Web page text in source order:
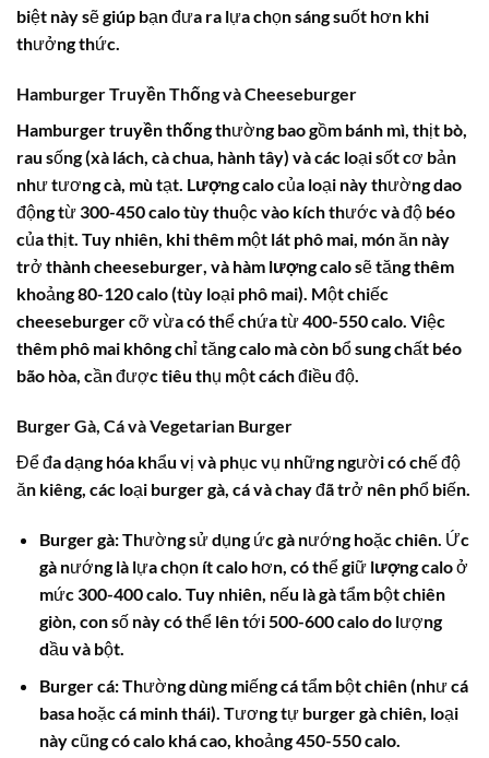
biệt này sẽ giúp bạn đưa ra lựa chọn sáng suốt hơn khi
thưởng thức.
Hamburger Truyền Thống và Cheeseburger
Hamburger truyền thốngthường bao gồm bánh mì, thịt bò,
rau sống (xà lách, cà chua, hành tây) và các loại sốt cơ bản
như tương cà, mù tạt. Lượng calocủa loại này thường dao
động từ 300-450 calo tùy thuộc vào kích thước và độ béo
của thịt. Tuy nhiên, khi thêm một lát phô mai, món ăn này
trở thànhcheeseburger, và hàm lượng calosẽ tăng thêm
khoảng 80-120 calo (tùy loại phô mai). Một chiếc
cheeseburger cỡ vừa có thể chứa từ 400-550 calo. Việc
thêm phô mai không chỉ tăngcalo mà còn bổ sung chất béo
bão hòa, cần được tiêu thụ một cách điều độ.
Burger Gà, Cá và Vegetarian Burger
Để đa dạng hóa khẩu vị và phục vụ những người có chế độ
ăn kiêng, các loại burger gà, cá và chay đã trở nên phổ biến.
Burger gà: Thường sử dụng ức gà nướng hoặc chiên. Ức
gà nướng là lựa chọn ít calo hơn, có thể giữ lượng caloở
mức 300-400 calo. Tuy nhiên, nếu là gà tẩm bột chiên
giòn, con số này có thể lên tới 500-600 calo do lượng
dầu và bột.
Burger cá: Thường dùng miếng cá tẩm bột chiên (như cá
basa hoặc cá minh thái). Tương tự burger gà chiên, loại
này cũng cócalokhá cao, khoảng 450-550 calo.